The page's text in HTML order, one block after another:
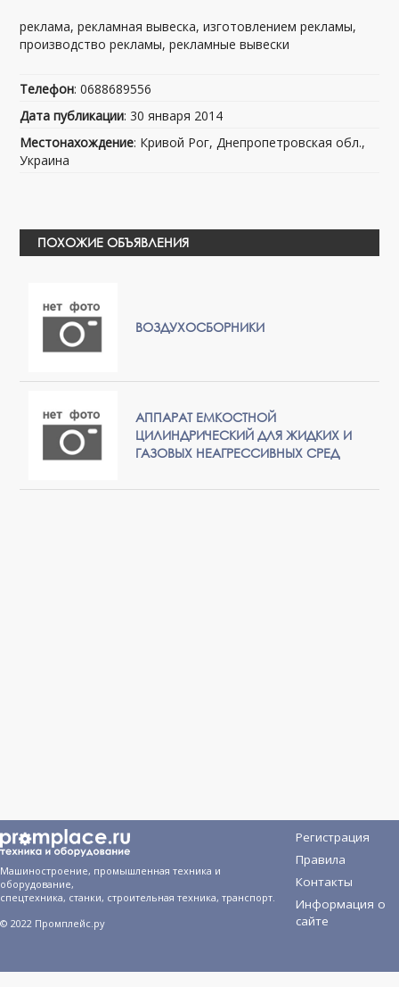
реклама, рекламная вывеска, изготовлением рекламы,
производство рекламы, рекламные вывески
Телефон: 0688689556
Дата публикации: 30 января 2014
Местонахождение: Кривой Рог, Днепропетровская обл.,
Украина
ПОХОЖИЕ ОБЪЯВЛЕНИЯ
ВОЗДУХОСБОРНИКИ
АППАРАТ ЕМКОСТНОЙ
ЦИЛИНДРИЧЕСКИЙ ДЛЯ ЖИДКИХ И
ГАЗОВЫХ НЕАГРЕССИВНЫХ СРЕД
Машиностроение, промышленная техника и
оборудование,
спецтехника, станки, строительная техника, транспорт.
© 2022 Промплейс.ру
Регистрация
Правила
Контакты
Информация о
сайте